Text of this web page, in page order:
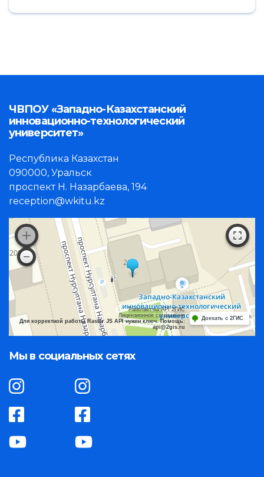
ЧВПОУ «Западно-Казахстанский
инновационно-технологический
университет»
Республика Казахстан
090000, Уральск
проспект Н. Назарбаева, 194
reception@wkitu.kz
Работает на API 2ГИС
Лицензионное соглашение
Для корректной работы Raster JS API нужен ключ. Помощь:
api@2gis.ru
Доехать с 2ГИС
Мы в социальных сетях